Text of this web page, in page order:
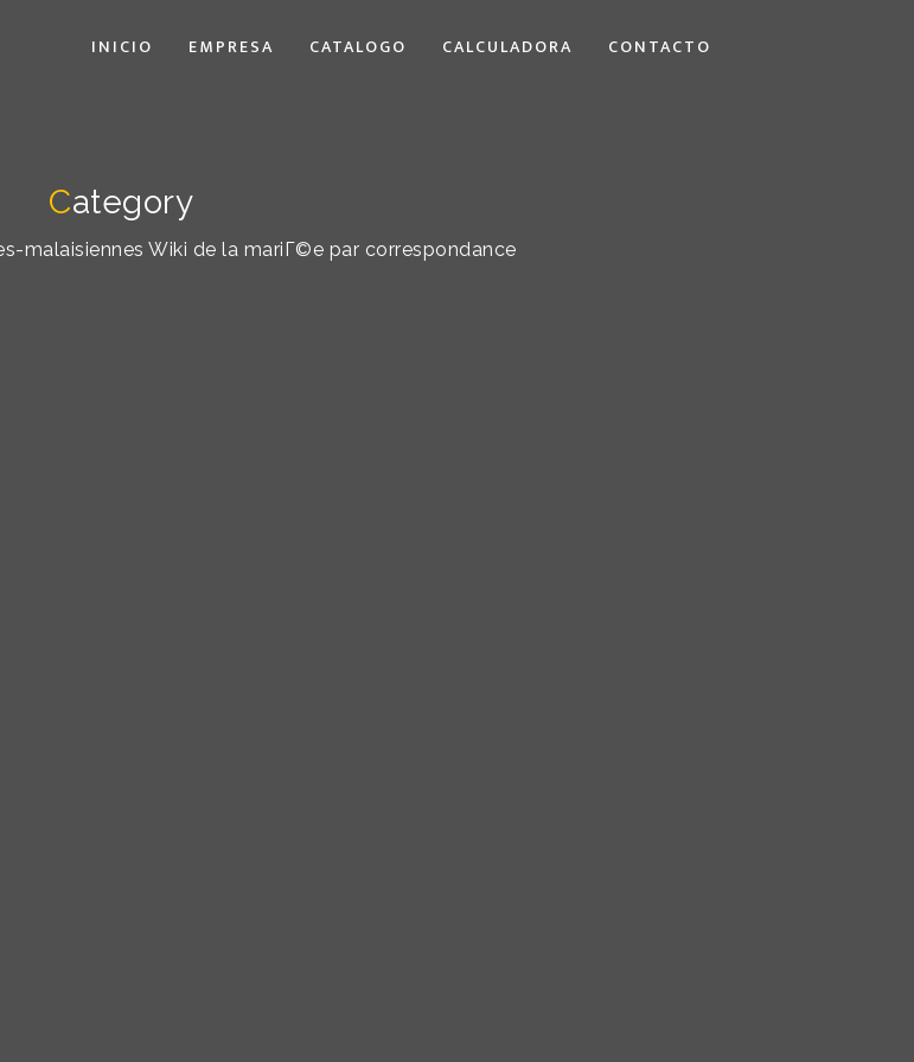
INICIO EMPRESA CATALOGO CALCULADORA CONTACTO
Category
malaisiennes Wiki de la mariГ©e par correspondance